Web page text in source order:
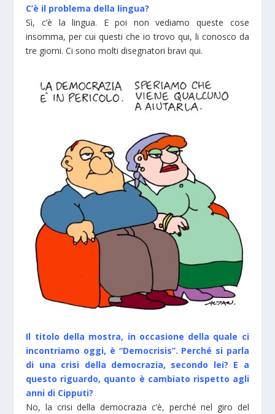
C’è il problema della lingua?
Sì, c’è la lingua. E poi non vediamo queste cose
insomma, per cui questi che io trovo qui, li conosco da
tre giorni. Ci sono molti disegnatori bravi qui.
Il titolo della mostra, in occasione della quale ci
incontriamo oggi, è “Democrisis”. Perché si parla
di una crisi della democrazia, secondo lei? E a
questo riguardo, quanto è cambiato rispetto agli
anni di Cipputi?
No, la crisi della democrazia c’è, perché nel giro del